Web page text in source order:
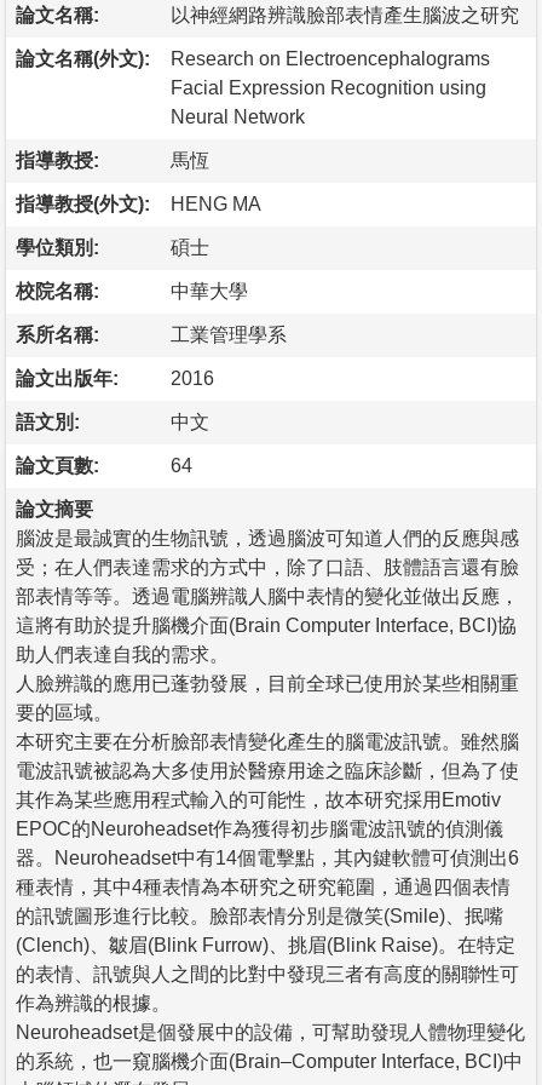
論文名稱: 以神經網路辨識臉部表情產生腦波之研究
論文名稱(外文):
Research on Electroencephalograms
Facial Expression Recognition using
Neural Network
指導教授: 馬恆
指導教授(外文): HENG MA
學位類別: 碩士
校院名稱: 中華大學
系所名稱: 工業管理學系
論文出版年: 2016
語文別: 中文
論文頁數: 64
論文摘要
腦波是最誠實的生物訊號，透過腦波可知道人們的反應與感
受；在人們表達需求的方式中，除了口語、肢體語言還有臉
部表情等等。透過電腦辨識人腦中表情的變化並做出反應，
這將有助於提升腦機介面(Brain Computer Interface, BCI)協
助人們表達自我的需求。
人臉辨識的應用已蓬勃發展，目前全球已使用於某些相關重
要的區域。
本研究主要在分析臉部表情變化產生的腦電波訊號。雖然腦
電波訊號被認為大多使用於醫療用途之臨床診斷，但為了使
其作為某些應用程式輸入的可能性，故本研究採用Emotiv
EPOC的Neuroheadset作為獲得初步腦電波訊號的偵測儀
器。Neuroheadset中有14個電擊點，其內鍵軟體可偵測出6
種表情，其中4種表情為本研究之研究範圍，通過四個表情
的訊號圖形進行比較。臉部表情分別是微笑(Smile)、抿嘴
(Clench)、皺眉(Blink Furrow)、挑眉(Blink Raise)。在特定
的表情、訊號與人之間的比對中發現三者有高度的關聯性可
作為辨識的根據。
Neuroheadset是個發展中的設備，可幫助發現人體物理變化
的系統，也一窺腦機介面(Brain–Computer Interface, BCI)中